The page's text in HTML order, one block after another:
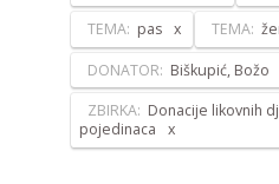
TEMA: pas TEMA:
DONATOR: Biškupić, Božo
ZBIRKA: Donacije likovnih
pojedinaca